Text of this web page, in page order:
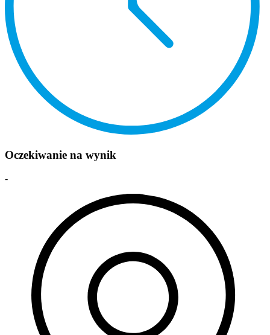
Oczekiwanie na wynik
-